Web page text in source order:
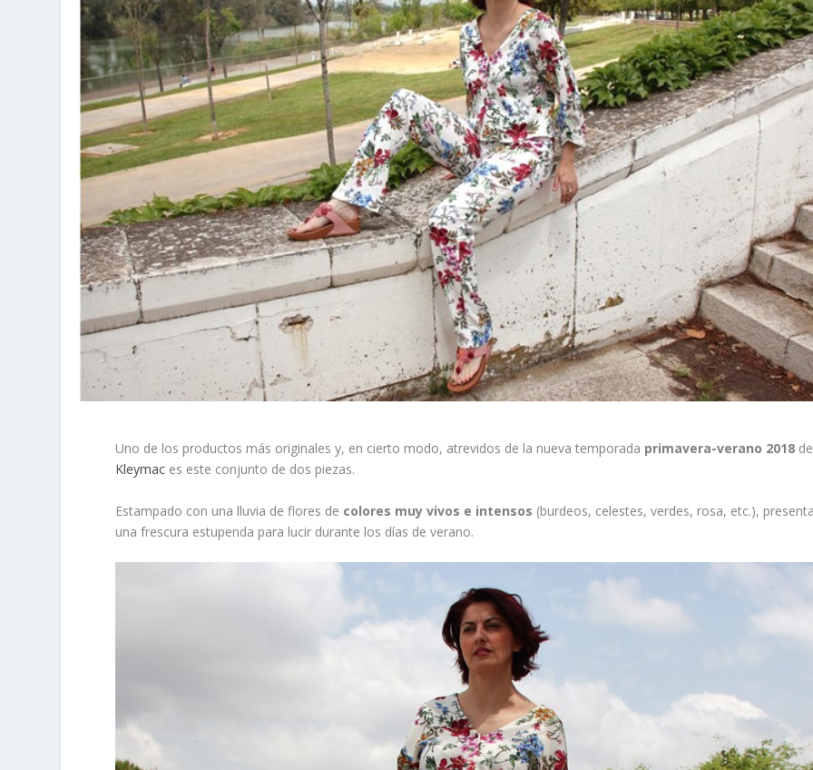
Uno de los productos más originales y, en cierto modo, atrevidos de la nueva temporada primavera-verano 2018 de
Kleymac es este conjunto de dos piezas.
Estampado con una lluvia de flores de colores muy vivos e intensos (burdeos, celestes, verdes, rosa, etc.),
una frescura estupenda para lucir durante los días de verano.